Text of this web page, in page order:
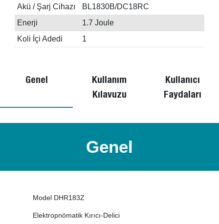
Akü / Şarj Cihazı
BL1830B/DC18RC
Enerji
1.7 Joule
Koli İçi Adedi
1
Genel
Kullanım
Kılavuzu
Kullanıcı
Faydaları
Genel
Model DHR183Z
Elektropnömatik Kırıcı-Delici